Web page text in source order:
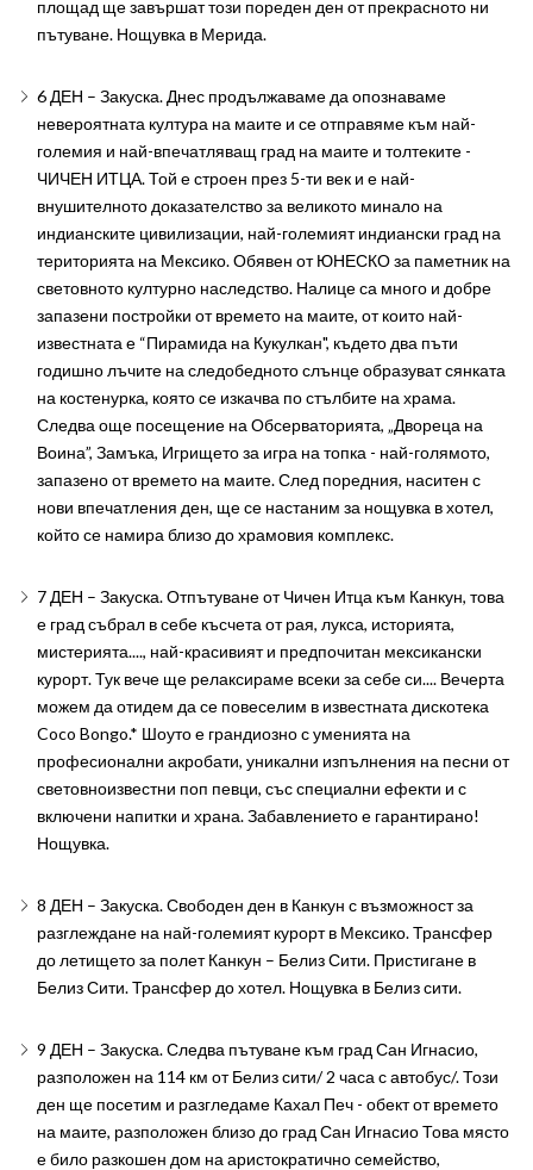
площад ще завършат този пореден ден от прекрасното ни
пътуване. Нощувка в Мерида.
6 ДЕН – Закуска. Днес продължаваме да опознаваме
невероятната култура на маите и се отправяме към най-
големия и най-впечатляващ град на маите и толтеките -
ЧИЧЕН ИТЦА. Той е строен през 5-ти век и е най-
внушителното доказателство за великото минало на
индианските цивилизации, най-големият индиански град на
територията на Мексико. Обявен от ЮНЕСКО за паметник на
световното културно наследство. Налице са много и добре
запазени постройки от времето на маите, от които най-
известната е “Пирамида на Кукулкан", където два пъти
годишно лъчите на следобедното слънце образуват сянката
на костенурка, която се изкачва по стълбите на храма.
Следва още посещение на Обсерваторията, „Двореца на
Воина”, Замъка, Игрището за игра на топка - най-голямото,
запазено от времето на маите. След поредния, наситен с
нови впечатления ден, ще се настаним за нощувка в хотел,
който се намира близо до храмовия комплекс.
7 ДЕН – Закуска. Отпътуване от Чичен Итца към Канкун, това
е град събрал в себе късчета от рая, лукса, историята,
мистерията...., най-красивият и предпочитан мексикански
курорт. Тук вече ще релаксираме всеки за себе си.... Вечерта
можем да отидем да се повеселим в известната дискотека
Coco Bongo.* Шоуто е грандиозно с уменията на
професионални акробати, уникални изпълнения на песни от
световноизвестни поп певци, със специални ефекти и с
включени напитки и храна. Забавлението е гарантирано!
Нощувка.
8 ДЕН – Закуска. Свободен ден в Канкун с възможност за
разглеждане на най-големият курорт в Мексико. Трансфер
до летището за полет Канкун – Белиз Сити. Пристигане в
Белиз Сити. Трансфер до хотел. Нощувка в Белиз сити.
9 ДЕН – Закуска. Следва пътуване към град Сан Игнасио,
разположен на 114 км от Белиз сити/ 2 часа с автобус/. Този
ден ще посетим и разгледаме Кахал Печ - обект от времето
на маите, разположен близо до град Сан Игнасио Това място
е било разкошен дом на аристократично семейство,